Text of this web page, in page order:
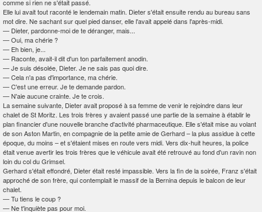
comme si rien ne s'était passé.
Elle lui avait tout raconté le lendemain matin. Dieter s'était ensuite rendu au bureau sans
mot dire. Ne sachant sur quel pied danser, elle l'avait appelé dans l'après-midi.
— Dieter, pardonne-moi de te déranger, mais...
—Oui, ma chérie ?
— Eh bien, je...
— Raconte, avait-il dit d'un ton parfaitement anodin.
—Je suis désolée, Dieter. Je ne sais pas quoi dire.
—Cela n'a pas d'importance, ma chérie.
—C'est une erreur. Je te demande pardon.
—N'aie aucune crainte. Je te crois.
La semaine suivante, Dieter avait proposé à sa femme de venir le rejoindre dans leur
chalet de St Moritz. Les trois frères y avaient passé une partie de la semaine à établir le
plan financier d'une nouvelle branche d'activité pharmaceutique. Elle s'était mise au volant
de son Aston Martin, en compagnie de la petite amie de Gerhard – la plus assidue à cette
époque, du moins – et s'étaient mises en route vers midi. Vers dix-huit heures, la police
était venue avertir les trois frères que le véhicule avait été retrouvé au fond d'un ravin non
loin du col du Grimsel.
Gerhard s'était effondré, Dieter était resté impassible. Vers la fin de la soirée, Franz s'était
approché de son frère, qui contemplait le massif de la Bernina depuis le balcon de leur
chalet.
—Tu tiens le coup ?
—Ne t'inquiète pas pour moi.